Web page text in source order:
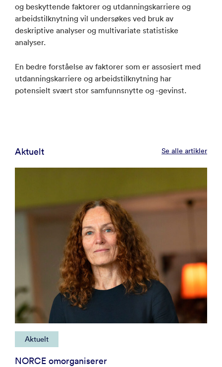
og beskyttende faktorer og utdanningskarriere og
arbeidstilknytning vil undersøkes ved bruk av
deskriptive analyser og multivariate statistiske
analyser.
En bedre forståelse av faktorer som er assosiert med
utdanningskarriere og arbeidstilknytning har
potensielt svært stor samfunnsnytte og -gevinst.
Aktuelt Se alle artikler
Aktuelt
NORCE omorganiserer